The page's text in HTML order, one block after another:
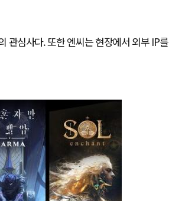
관심사다. 또한 엔씨는 현장에서 외부 IP를